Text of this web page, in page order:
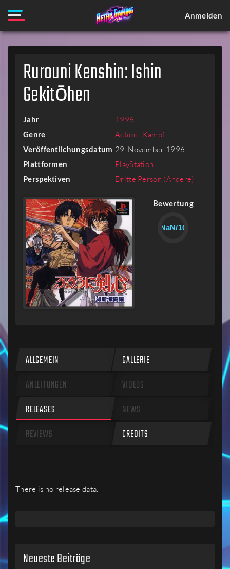
Anmelden
Rurouni Kenshin: Ishin
Gekitōhen
Jahr 1996
Genre Action , Kampf
Veröffentlichungsdatum 29. November 1996
Plattformen PlayStation
Perspektiven Dritte Person (Andere)
Bewertung
NaN/10
ALLGEMEIN
GALLERIE
ANLEITUNGEN
VIDEOS
RELEASES
NEWS
REVIEWS
CREDITS
There is no release data.
Neueste Beiträge